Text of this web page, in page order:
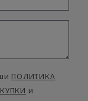
ПОЛИТИКА
и